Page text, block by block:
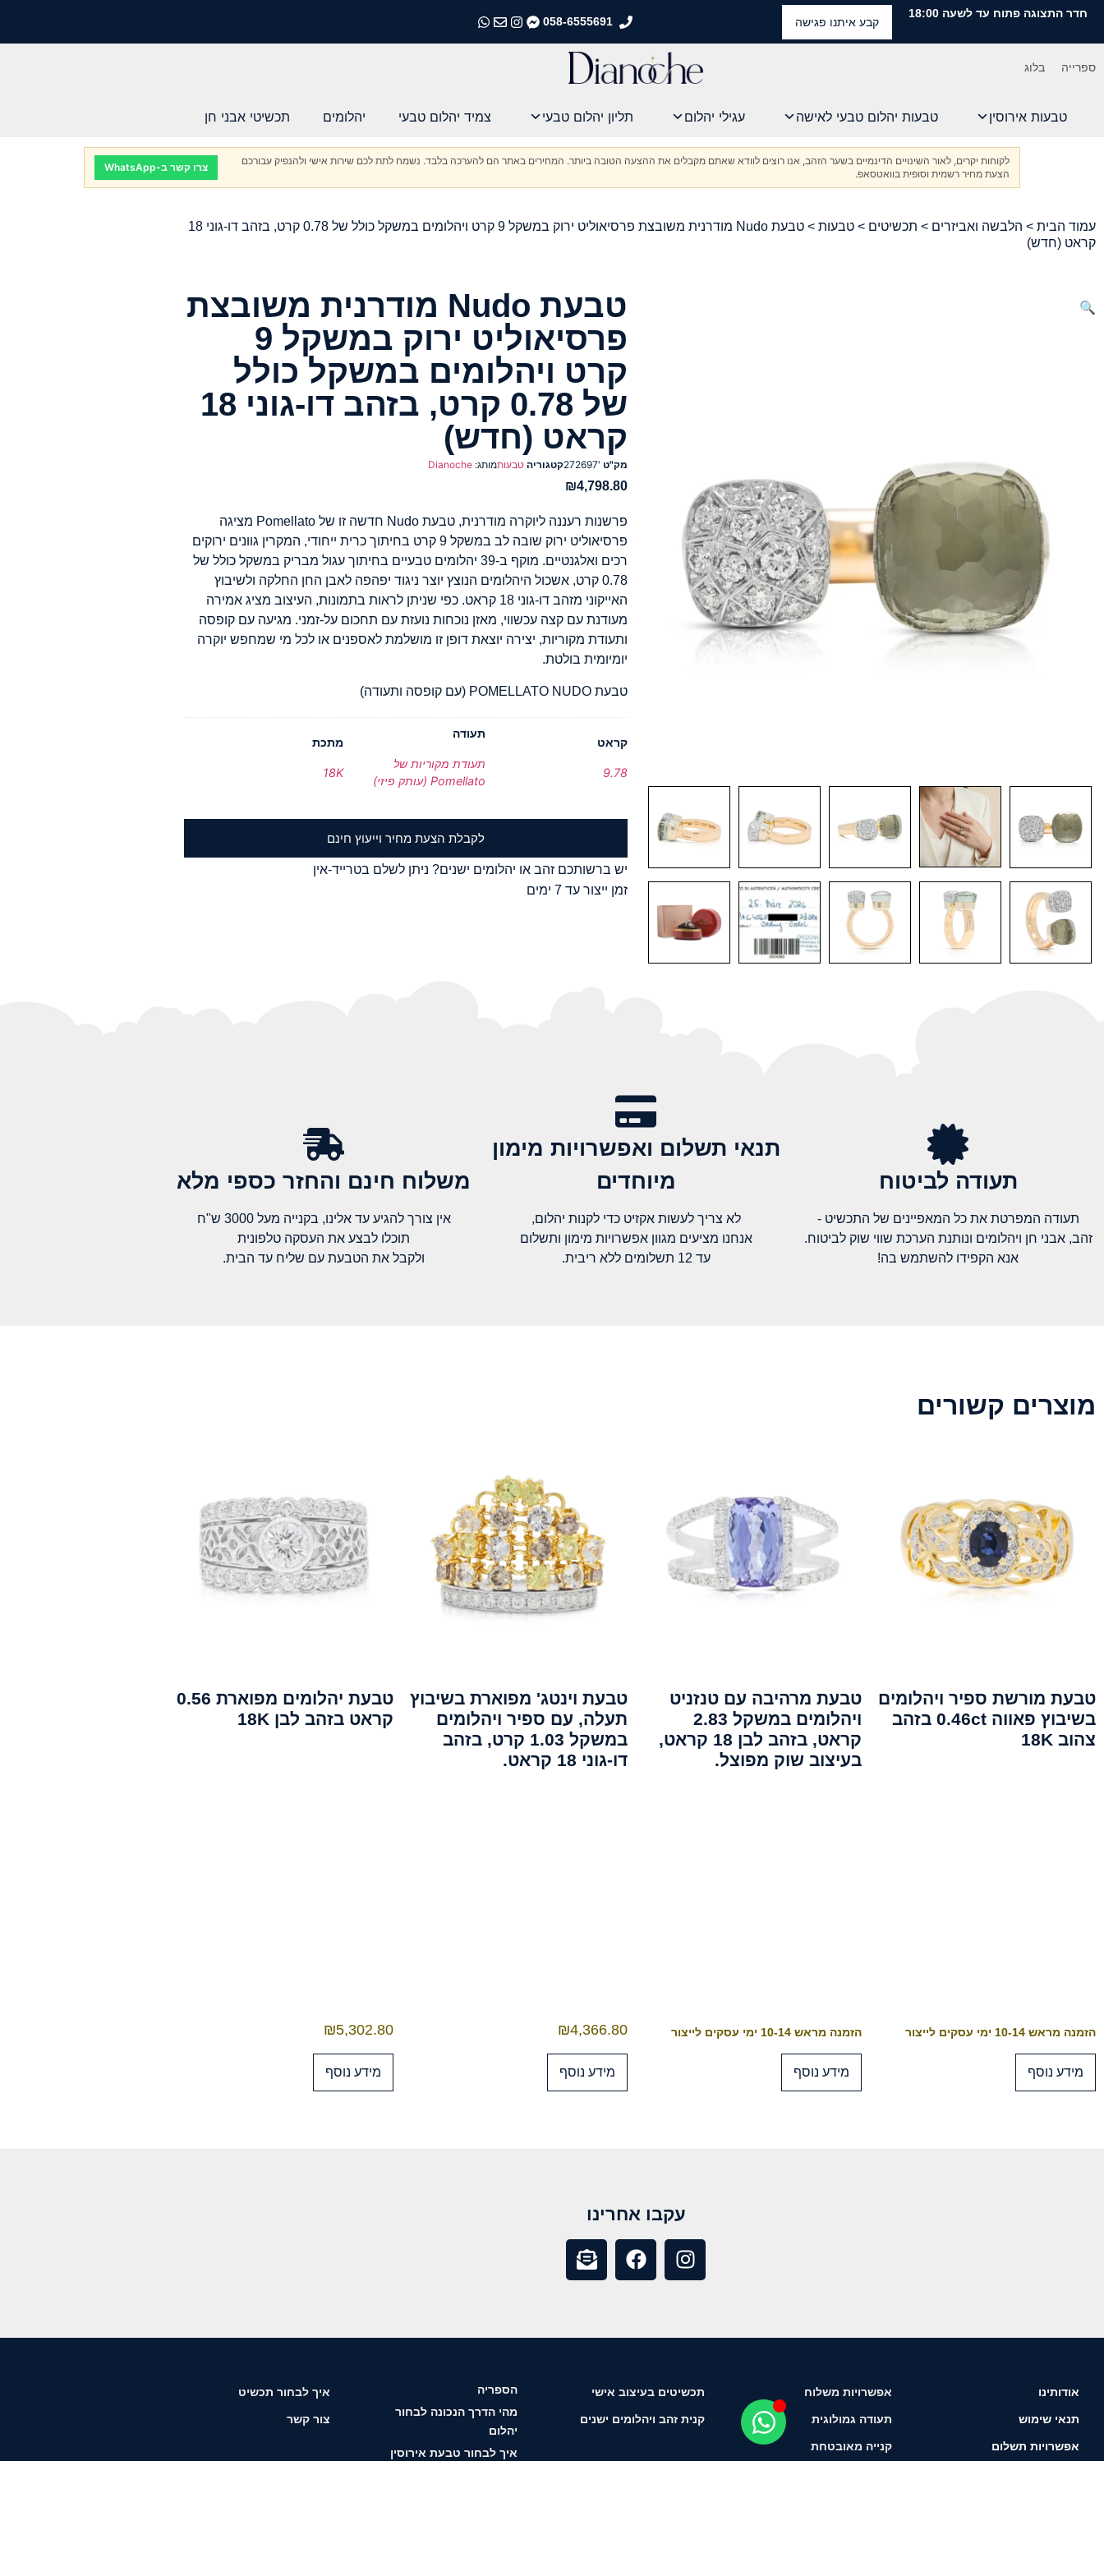
חדר התצוגה פתוח עד לשעה 18:00
קבע איתנו פגישה 058-6555691
התקשרו אלינו
התקשרו אלינו
התקשרו אלינו
התקשרו אלינו
ספרייה בלוג
טבעות אירוסין טבעות יהלום טבעי לאישה עגילי יהלום תליון יהלום טבעי צמיד יהלום טבעי יהלומים תכשיטי אבני חן
לקוחות יקרים, לאור השינויים הדינמיים בשער הזהב, אנו רוצים לוודא שאתם מקבלים את ההצעה הטובה ביותר. המחירים באתר הם להערכה בלבד. נשמח לתת לכם שירות אישי ולהנפיק עבורכם
הצעת מחיר רשמית וסופית בוואטסאפ.
צרו קשר ב-WhatsApp
עמוד הבית > הלבשה ואביזרים > תכשיטים > טבעות
> טבעת Nudo מודרנית משובצת פרסיאוליט ירוק במשקל 9 קרט ויהלומים במשקל כולל של 0.78 קרט, בזהב דו-גוני 18
קראט (חדש)
🔍
טבעת Nudo מודרנית משובצת
פרסיאוליט ירוק במשקל 9
קרט ויהלומים במשקל כולל
של 0.78 קרט, בזהב דו-גוני 18
קראט (חדש)
מק"ט '272697 קטגוריה טבעותמותג: Dianoche
₪4,798.80
פרשנות רעננה ליוקרה מודרנית, טבעת Nudo חדשה זו של Pomellato מציגה
פרסיאוליט ירוק שובה לב במשקל 9 קרט בחיתוך כרית ייחודי, המקרין גוונים ירוקים
רכים ואלגנטיים. מוקף ב-39 יהלומים טבעיים בחיתוך עגול מבריק במשקל כולל של
0.78 קרט, אשכול היהלומים הנוצץ יוצר ניגוד יפהפה לאבן החן החלקה ולשיבוץ
האייקוני מזהב דו-גוני 18 קראט. כפי שניתן לראות בתמונות, העיצוב מציג אמירה
מעודנת עם קצה עכשווי, מאזן נוכחות נועזת עם תחכום על-זמני. מגיעה עם קופסה
ותעודת מקוריות, יצירה יוצאת דופן זו מושלמת לאספנים או לכל מי שמחפש יוקרה
יומיומית בולטת.
טבעת POMELLATO NUDO (עם קופסה ותעודה)
קראט
9.78
תעודה
תעודת מקוריות של
Pomellato (עותק פיזי)
מתכת
18K
לקבלת הצעת מחיר וייעוץ חינם
יש ברשותכם זהב או יהלומים ישנים? ניתן לשלם בטרייד-אין
זמן ייצור עד 7 ימים
תעודה לביטוח
תעודה המפרטת את כל המאפיינים של התכשיט -
זהב, אבני חן ויהלומים ונותנת הערכת שווי שוק לביטוח.
אנא הקפידו להשתמש בה!
תנאי תשלום ואפשרויות מימון
מיוחדים
לא צריך לעשות אקזיט כדי לקנות יהלום,
אנחנו מציעים מגוון אפשרויות מימון ותשלום
עד 12 תשלומים ללא ריבית.
משלוח חינם והחזר כספי מלא​
אין צורך להגיע עד אלינו, בקנייה מעל 3000 ש"ח
תוכלו לבצע את העסקה טלפונית
ולקבל את הטבעת עם שליח עד הבית.
מוצרים קשורים
טבעת מורשת ספיר ויהלומים
בשיבוץ פאווה 0.46ct בזהב
צהוב 18K
הזמנה מראש 10-14 ימי עסקים לייצור
מידע נוסף
טבעת מרהיבה עם טנזניט
ויהלומים במשקל 2.83
קראט, בזהב לבן 18 קראט,
בעיצוב שוק מפוצל.
הזמנה מראש 10-14 ימי עסקים לייצור
מידע נוסף
טבעת וינטג' מפוארת בשיבוץ
תעלה, עם ספיר ויהלומים
במשקל 1.03 קרט, בזהב
דו-גוני 18 קראט.
₪4,366.80
מידע נוסף
טבעת יהלומים מפוארת 0.56
קראט בזהב לבן 18K
₪5,302.80
מידע נוסף
עקבו אחרינו
אודותינו
תנאי שימוש
אפשרויות תשלום
אפשרויות משלוח
תעודה גמולוגית
קנייה מאובטחת
תכשיטים בעיצוב אישי
קנית זהב ויהלומים ישנים
הספריה
מהי הדרך הנכונה לבחור
יהלום
איך לבחור טבעת אירוסין
איך לבחור תכשיט
צור קשר